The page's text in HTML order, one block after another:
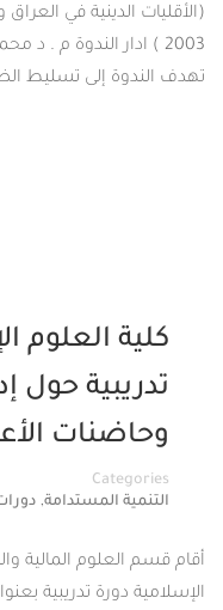
في العراق وتحديات
الندوة م . د محمد
إلى تسليط الضوء على واقع
العلوم
حول إدارة
الأعمال
,دورات و ورش عمل
المالية والمصرفية
تدريبية بعنوان (إدارة